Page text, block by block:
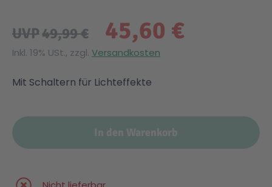
45,60 €
UVP49,99 €
Inkl. 19% USt., zzgl. Versandkosten
Mit Schaltern für Lichteffekte
In den Warenkorb